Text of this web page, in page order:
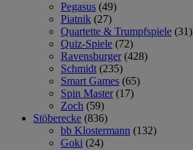
Pegasus (49)
Piatnik (27)
Quartette & Trumpfspiele (31)
Quiz-Spiele (72)
Ravensburger (428)
Schmidt (235)
Smart Games (65)
Spin Master (17)
Zoch (59)
Stöberecke (836)
bb Klostermann (132)
Goki (24)